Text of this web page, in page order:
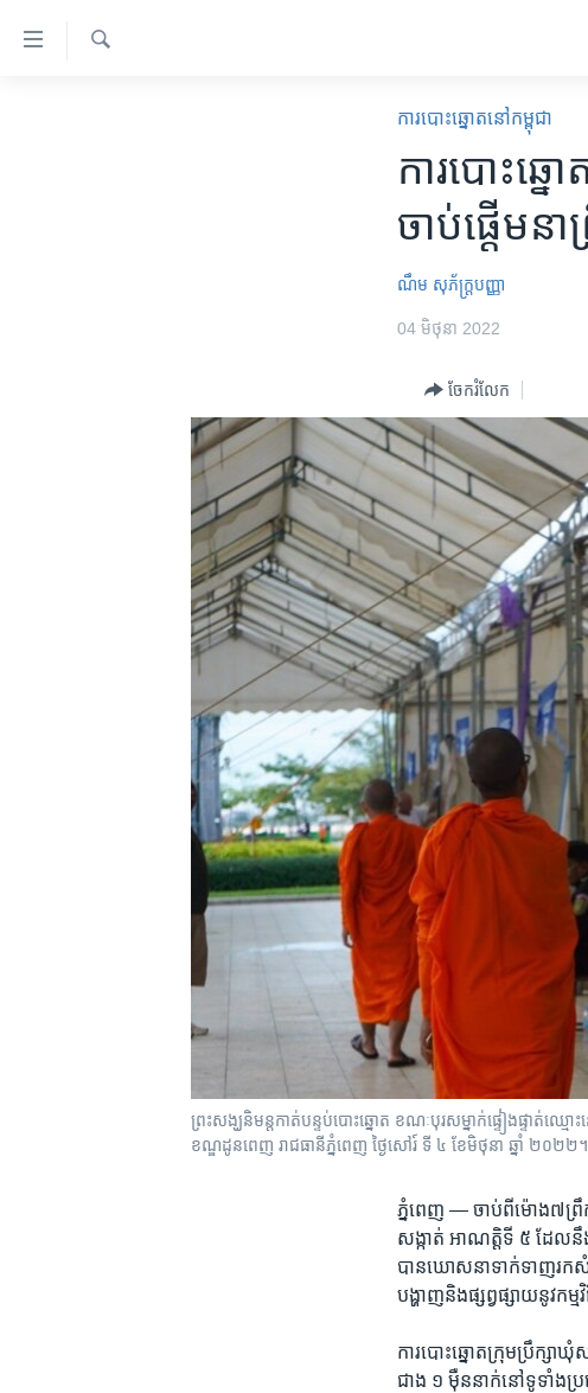
ទៅ​
​ការ​បោះឆ្នោត​​នៅ​កម្ពុជា
ការ​បោះ​ឆ្ន
ចាប់​ផ្តើម​នា​
ណឹម សុភ័ក្រ្តបញ្ញា
04 មិថុនា 2022
ចែករំលែក
ព្រះសង្ឃនិមន្តកាត់បន្ទប់បោះឆ្នោត ខណៈបុរសម្នាក់ផ្ទៀងផ្ទាត់ឈ្ម
ខណ្ឌដូនពេញ រាជធានីភ្នំពេញ ថ្ងៃសៅរ៍ ទី ៤ ខែមិថុនា ឆ្នាំ ២០២
ភ្នំពេញ —ចាប់​ពី​ម៉ោង​៧​ព្រឹ
សង្កាត់​ អាណត្តិ​ទី​ ៥ ដែល​នឹ
បាន​ឃោសនា​ទាក់ទាញ​រក​សំ
បង្ហាញ​និង​ផ្សព្វផ្សាយ​នូវ​
ការ​បោះ​ឆ្នោត​ក្រុម​ប្រឹក្សា​ឃុំ​
ជាង​ ១ ​ម៉ឺន​នាក់​នៅ​ទូទាំង​ប្